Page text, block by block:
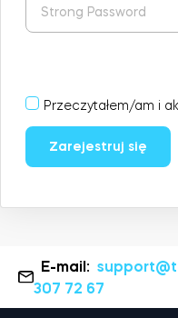
Tedee Bridge
Door Sensor
Dedykowane
Przeczytałem/am i
Zarejestruj się
E-mail:
307 72 67